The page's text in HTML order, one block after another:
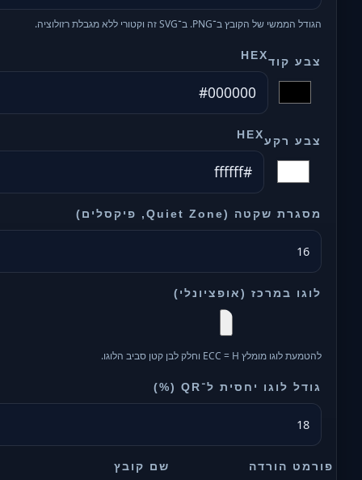
הגודל הממשי של הקובץ ב־PNG. ב־SVG זה וקטורי ללא מגבלת רזולוציה.
צבע קוד
HEX
צבע רקע
HEX
מסגרת שקטה (Quiet Zone, פיקסלים)
לוגו במרכז (אופציונלי)
להטמעת לוגו מומלץ ECC = H וחלק לבן קטן סביב הלוגו.
גודל לוגו יחסית ל־QR (%)
פורמט הורדה שם קובץ